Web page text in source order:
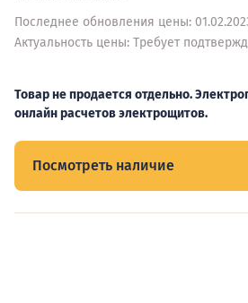
Последнее обновления цены:
Актуальность цены: Требует
Товар не продается отдельно.
онлайн расчетов электрощитов.
Посмотреть наличие